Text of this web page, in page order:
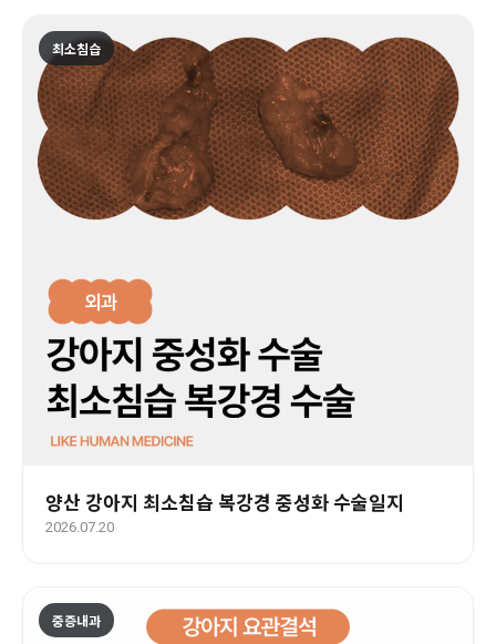
최소침습
양산 강아지 최소침습 복강경 중성화 수술일지
2026.07.20
중증내과